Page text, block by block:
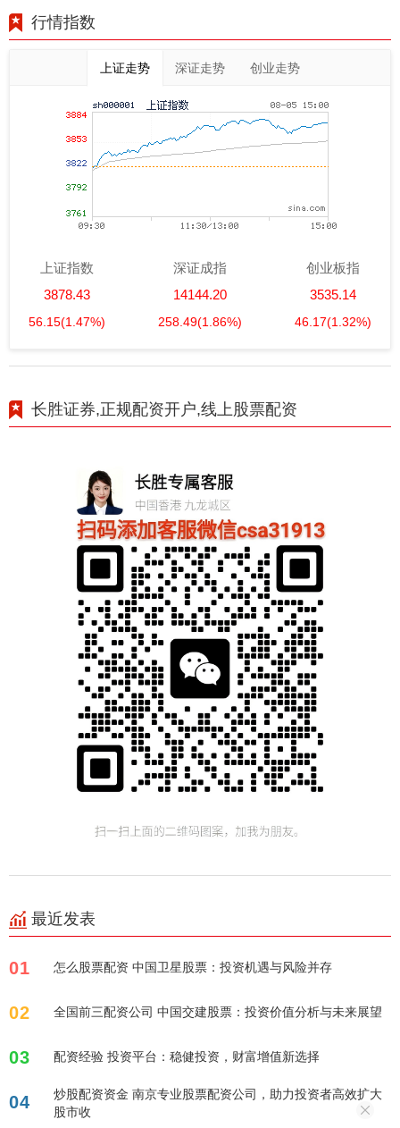
行情指数
上证走势 深证走势 创业走势
上证指数
3878.43
56.15(1.47%)
深证成指
14144.20
258.49(1.86%)
创业板指
3535.14
46.17(1.32%)
长胜证券,正规配资开户,线上股票配资
最近发表
01 怎么股票配资 中国卫星股票：投资机遇与风险并存
02 全国前三配资公司 中国交建股票：投资价值分析与未来展望
03 配资经验 投资平台：稳健投资，财富增值新选择
04
炒股配资资金 南京专业股票配资公司，助力投资者高效扩大
股市收